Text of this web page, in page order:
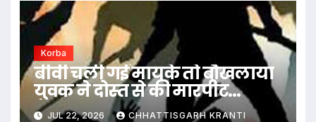
Korba
बीवी चली गई मायके तो बौखलाया
युवक ने दोस्त से की मारपीट…
JUL 22, 2026 CHHATTISGARH KRANTI